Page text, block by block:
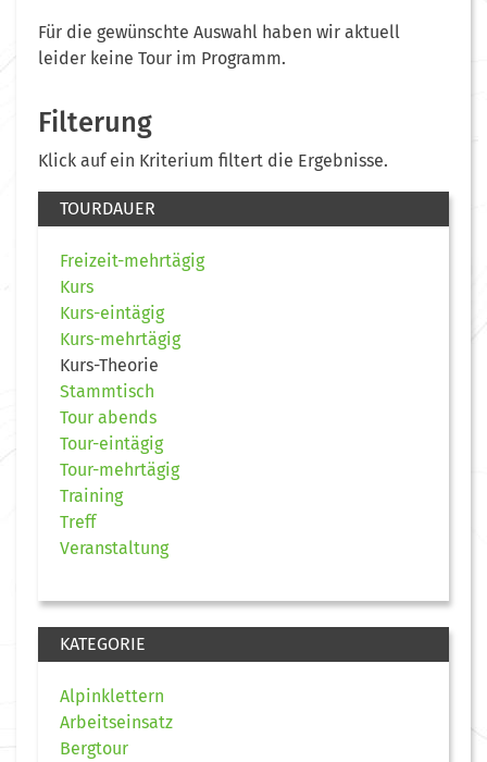
Für die gewünschte Auswahl haben wir aktuell
leider keine Tour im Programm.
Filterung
Klick auf ein Kriterium filtert die Ergebnisse.
TOURDAUER
Freizeit-mehrtägig
Kurs
Kurs-eintägig
Kurs-mehrtägig
Kurs-Theorie
Stammtisch
Tour abends
Tour-eintägig
Tour-mehrtägig
Training
Treff
Veranstaltung
KATEGORIE
Alpinklettern
Arbeitseinsatz
Bergtour